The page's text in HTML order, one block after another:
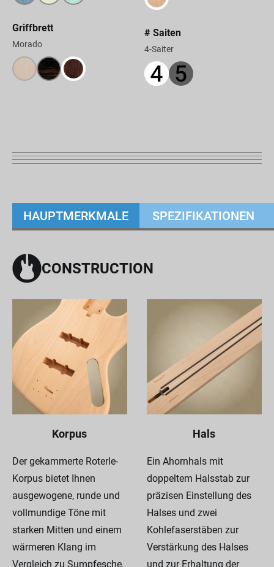
Griffbrett
Morado
# Saiten
4-Saiter
HAUPTMERKMALE SPEZIFIKATIONEN
CONSTRUCTION
Korpus
Der gekammerte Roterle-
Korpus bietet Ihnen
ausgewogene, runde und
vollmundige Töne mit
starken Mitten und einem
wärmeren Klang im
Vergleich zu Sumpfesche.
Hals
Ein Ahornhals mit
doppeltem Halsstab zur
präzisen Einstellung des
Halses und zwei
Kohlefaserstäben zur
Verstärkung des Halses
und zur Erhaltung der